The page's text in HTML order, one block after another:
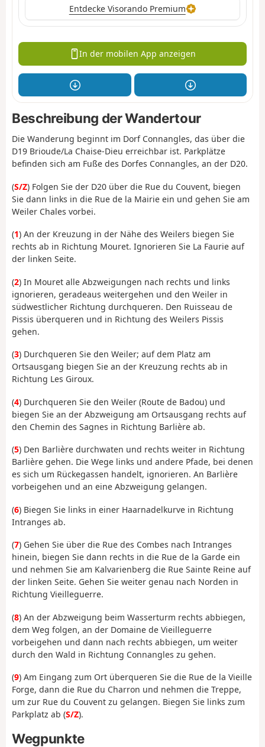
Entdecke Visorando Premium
In der mobilen App anzeigen
Beschreibung der Wandertour
Die Wanderung beginnt im Dorf Connangles, das über die
D19 Brioude/La Chaise-Dieu erreichbar ist. Parkplätze
befinden sich am Fuße des Dorfes Connangles, an der D20.
(S/Z) Folgen Sie der D20 über die Rue du Couvent, biegen
Sie dann links in die Rue de la Mairie ein und gehen Sie am
Weiler Chales vorbei.
(1) An der Kreuzung in der Nähe des Weilers biegen Sie
rechts ab in Richtung Mouret. Ignorieren Sie La Faurie auf
der linken Seite.
(2) In Mouret alle Abzweigungen nach rechts und links
ignorieren, geradeaus weitergehen und den Weiler in
südwestlicher Richtung durchqueren. Den Ruisseau de
Pissis überqueren und in Richtung des Weilers Pissis
gehen.
(3) Durchqueren Sie den Weiler; auf dem Platz am
Ortsausgang biegen Sie an der Kreuzung rechts ab in
Richtung Les Giroux.
(4) Durchqueren Sie den Weiler (Route de Badou) und
biegen Sie an der Abzweigung am Ortsausgang rechts auf
den Chemin des Sagnes in Richtung Barlière ab.
(5) Den Barlière durchwaten und rechts weiter in Richtung
Barlière gehen. Die Wege links und andere Pfade, bei denen
es sich um Rückegassen handelt, ignorieren. An Barlière
vorbeigehen und an eine Abzweigung gelangen.
(6) Biegen Sie links in einer Haarnadelkurve in Richtung
Intranges ab.
(7) Gehen Sie über die Rue des Combes nach Intranges
hinein, biegen Sie dann rechts in die Rue de la Garde ein
und nehmen Sie am Kalvarienberg die Rue Sainte Reine auf
der linken Seite. Gehen Sie weiter genau nach Norden in
Richtung Vieilleguerre.
(8) An der Abzweigung beim Wasserturm rechts abbiegen,
dem Weg folgen, an der Domaine de Vieilleguerre
vorbeigehen und dann nach rechts abbiegen, um weiter
durch den Wald in Richtung Connangles zu gehen.
(9) Am Eingang zum Ort überqueren Sie die Rue de la Vieille
Forge, dann die Rue du Charron und nehmen die Treppe,
um zur Rue du Couvent zu gelangen. Biegen Sie links zum
Parkplatz ab (S/Z).
Wegpunkte